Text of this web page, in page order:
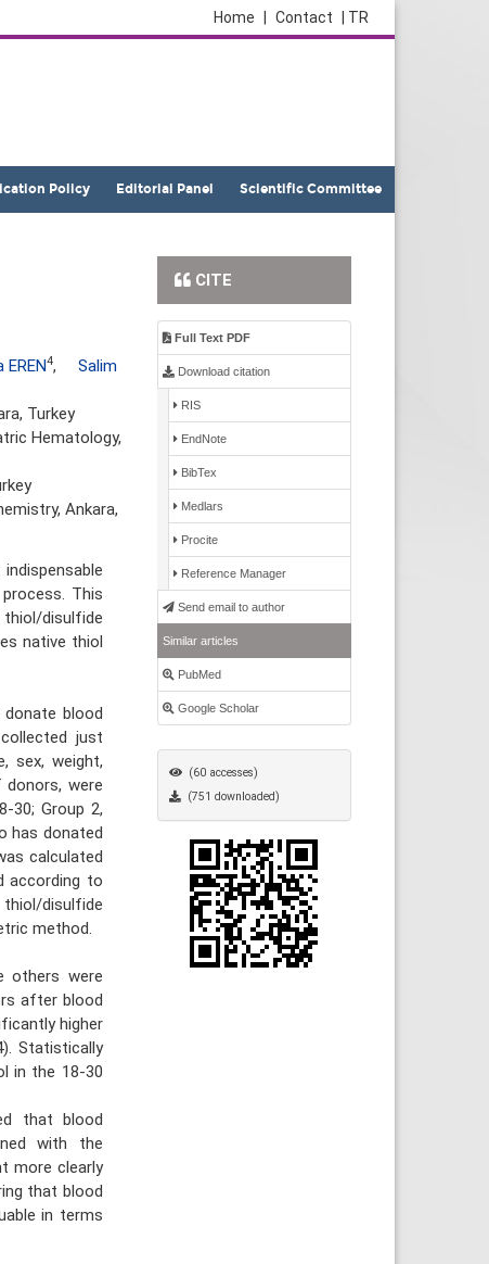
| TR
Contact
Home
Policy Editorial Panel Scientific Committee
EREN4,
Salim
Turkey
Hematology,
Ankara,
This
disulfide
native thiol
blood
just
sex, weight,
were
30; Group 2,
has donated
calculated
according to
disulfide
method.
others were
after blood
higher
Statistically
in the 18-30
that blood
with the
more clearly
that blood
in terms
CITE
Full Text PDF
Download citation
RIS
EndNote
BibTex
Medlars
Procite
Reference Manager
Send email to author
Similar articles
PubMed
Google Scholar
(60 accesses)
(751 downloaded)